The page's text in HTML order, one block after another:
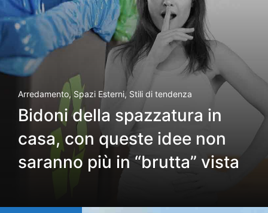
Arredamento,Spazi Esterni, Stili di tendenza
Bidoni della spazzatura in
casa, con queste idee non
saranno più in “brutta” vista